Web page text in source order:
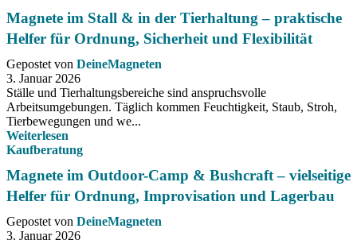
Magnete im Stall & in der Tierhaltung – praktische
Helfer für Ordnung, Sicherheit und Flexibilität
Gepostet von DeineMagneten
3. Januar 2026
Ställe und Tierhaltungsbereiche sind anspruchsvolle
Arbeitsumgebungen. Täglich kommen Feuchtigkeit, Staub, Stroh,
Tierbewegungen und we...
Weiterlesen
Kaufberatung
Magnete im Outdoor-Camp & Bushcraft – vielseitige
Helfer für Ordnung, Improvisation und Lagerbau
Gepostet von DeineMagneten
3. Januar 2026